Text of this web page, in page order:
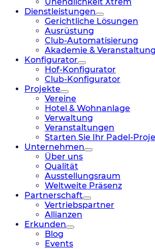
Dienstleistungen
Gerichtliche Lösungen
Ausrüstung
Club-Automatisierung
Akademie &
Konfigurator
Hof-Konfigurator
Club-Konfigurator
Projekte
Vereine
Hotel & Wohnanlage
Verwaltung
Veranstaltungen
Starten Sie Ihr Padel-
Unternehmen
Über uns
Qualität
Ausstellungsraum
Weltweite Präsenz
Partnerschaft
Vertriebspartner
Allianzen
Erkunden
Blog
Events